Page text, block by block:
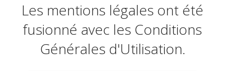
Les mentions légales ont été
fusionné avec les Conditions
Générales d'Utilisation.